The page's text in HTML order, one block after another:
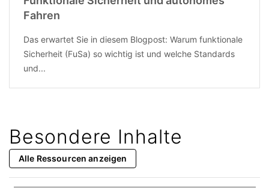
Fahren
Das erwartet Sie in diesem Blogpost: Warum funktionale
Sicherheit (FuSa) so wichtig ist und welche Standards
und...
Besondere Inhalte
Alle Ressourcen anzeigen